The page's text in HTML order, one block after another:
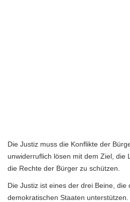
Die Justiz muss die Konflikte der
unwiderruflich lösen mit dem Ziel, die
die Rechte der Bürger zu schützen.
Die Justiz ist eines der drei Beine, die
demokratischen Staaten